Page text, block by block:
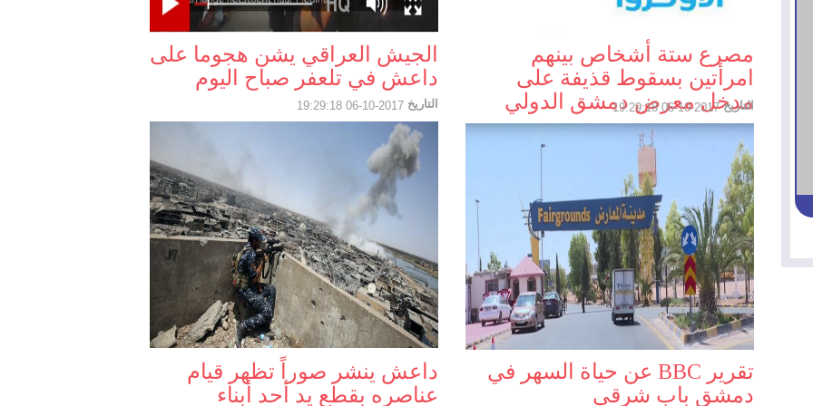
مصرع ستة أشخاص بينهم
امرأتين بسقوط قذيفة على
مدخل معرض دمشق الدولي
التاريخ2017-10-06 19:29:18
الجيش العراقي يشن هجوما على
داعش في تلعفر صباح اليوم
التاريخ 2017-10-06 19:29:18
تقرير BBC عن حياة السهر في
دمشق باب شرقي
داعش ينشر صوراً تظهر قيام
عناصره بقطع يد أحد أبناء